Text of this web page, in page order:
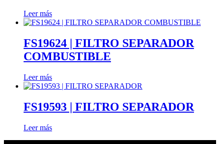
Leer más
FS19624 | FILTRO SEPARADOR
COMBUSTIBLE
Leer más
FS19593 | FILTRO SEPARADOR
Leer más